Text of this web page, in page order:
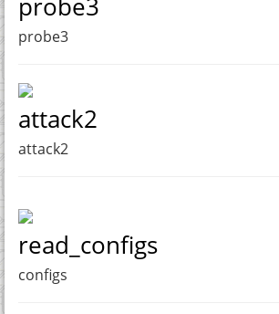
probe3
attack2
attack2
read_configs
configs